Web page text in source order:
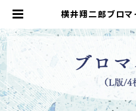
横井翔二郎ブロマ
ステラリ